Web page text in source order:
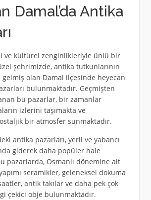
Damal’da Antika
ve kültürel zenginlikleriyle ünlü bir
şehrimizde, antika tutkunlarının
olan Damal ilçesinde heyecan
bulunmaktadır. Geçmişten
bu pazarlar, bir zamanlar
izlerini taşımakta ve
bir atmosfer sunmaktadır.
antika pazarları, yerli ve yabancı
giderek daha popüler hale
pazarlarda, Osmanlı dönemine ait
seramikler, geleneksel dokuma
antik takılar ve daha pek çok
çekici obje bulunmaktadır.